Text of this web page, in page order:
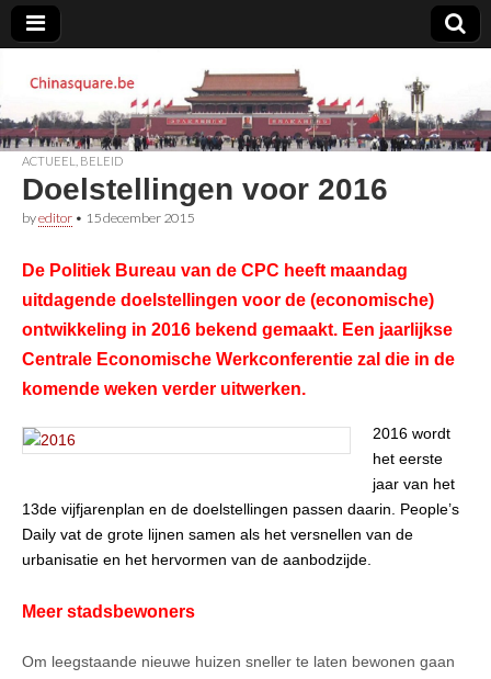
Chinasquare.be
ACTUEEL BELEID
Doelstellingen voor 2016
byeditor • 15 december 2015
De Politiek Bureau van de CPC heeft maandag
uitdagende doelstellingen voor de (economische)
ontwikkeling in 2016 bekend gemaakt. Een jaarlijkse
Centrale Economische Werkconferentie zal die in de
komende weken verder uitwerken.
2016 wordt
het eerste
jaar van het
13de vijfjarenplan en de doelstellingen passen daarin. People’s
Daily vat de grote lijnen samen als het versnellen van de
urbanisatie en het hervormen van de aanbodzijde.
Meer stadsbewoners
Om leegstaande nieuwe huizen sneller te laten bewonen gaan